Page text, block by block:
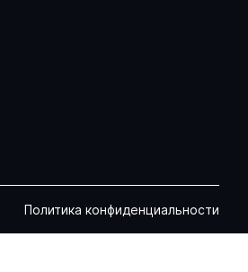
Политика конфиденциальности